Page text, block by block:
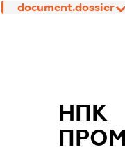
document.dossier
НПК